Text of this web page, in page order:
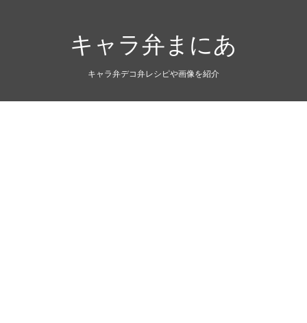
キャラ弁まにあ
キャラ弁デコ弁レシピや画像を紹介